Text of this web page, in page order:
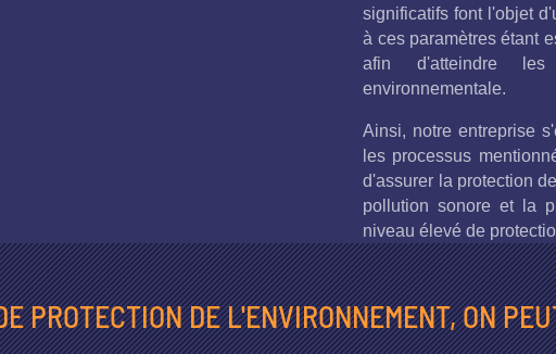
significatifs font l'objet
à ces paramètres étant
afin d'atteindre
environnementale.
Ainsi, notre entreprise
les processus
d'assurer la protection
pollution sonore et la
niveau élevé de
PROTECTION DE L'ENVIRONNEMENT, ON